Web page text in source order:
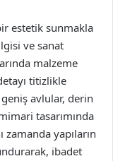
estetik sunmakla
ve sanat
malzeme
titizlikle
avlular, derin
tasarımında
zamanda yapıların
ibadet